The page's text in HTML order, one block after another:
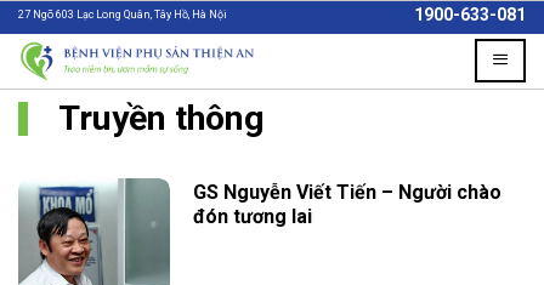
Skip
content
27 Ngõ 603 Lạc Long Quân, Tây Hồ, Hà Nội 1900-633-081
Truyền thông
GS Nguyễn Viết Tiến – Người chào
đón tương lai